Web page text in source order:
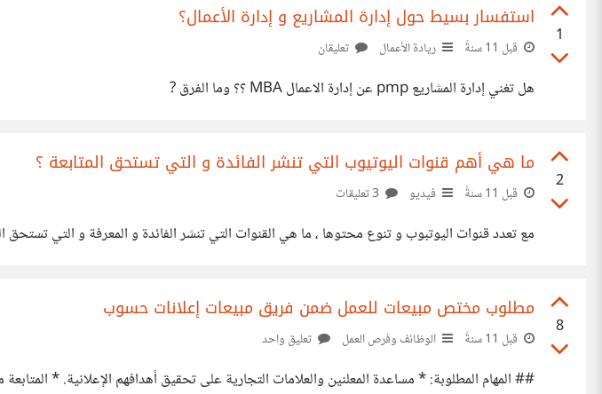
1
استفسار بسيط حول إدارة المشاريع و إدارة الأعمال؟
قبل 11 سنةً ريادة الأعمال تعليقان
هل تغني إدارة المشاريع pmp عن إدارة الاعمال MBA ؟؟ وما الفرق ?
2
ما هي أهم قنوات اليوتيوب التي تنشر الفائدة و التي تستحق المتابعة ؟
قبل 11 سنةً فيديو
مع تعدد قنوات اليوتبوب و تنوع محتوها ، ما هي القنوات التي تنشر الفائدة و المعرفة و التي تستحق
8
مطلوب مختص مبيعات للعمل ضمن فريق مبيعات إعلانات حسوب
قبل 11 سنةً الوظائف وفرص العمل تعليق واحد
## المهام المطلوبة: * مساعدة المعلنين والعلامات التجارية على تحقيق أهدافهم الإعلانية. *